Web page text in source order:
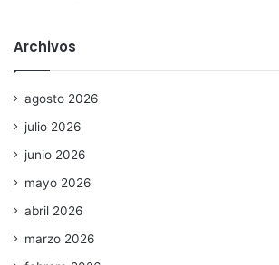
Archivos
agosto 2026
julio 2026
junio 2026
mayo 2026
abril 2026
marzo 2026